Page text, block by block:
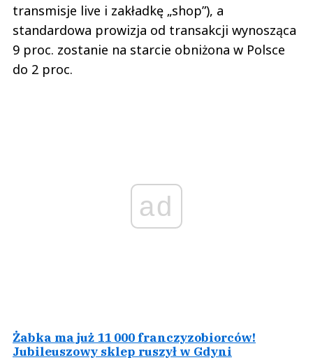
transmisje live i zakładkę „shop”), a
standardowa prowizja od transakcji wynosząca
9 proc. zostanie na starcie obniżona w Polsce
do 2 proc.
ad
Żabka ma już 11 000 franczyzobiorców!
Jubileuszowy sklep ruszył w Gdyni